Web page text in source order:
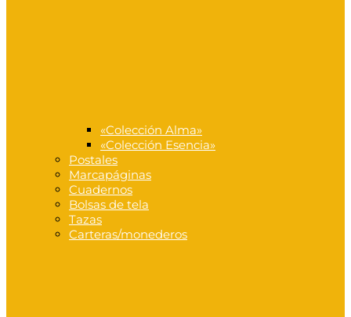
«Colección Alma»
«Colección Esencia»
Postales
Marcapáginas
Cuadernos
Bolsas de tela
Tazas
Carteras/monederos